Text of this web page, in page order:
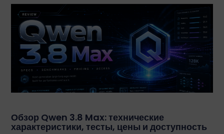
Обзор Qwen 3.8 Max: технические
характеристики, тесты, цены и доступность